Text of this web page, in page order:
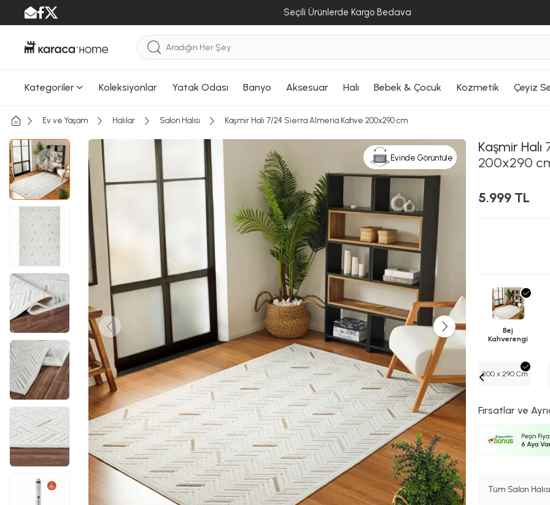
Seçili Ürünlerde Kargo Bedava
Kategoriler Koleksiyonlar Yatak Odası Banyo Aksesuar Halı Bebek & Çocuk Kozmetik Çeyiz
Ev ve Yaşam Halılar Salon Halısı Kaşmir Halı 7/24 Sierra Almeria Kahve 200x290 cm
Evinde Görüntüle
Kaşmir Halı
200x290
5.999 TL
Bej
Kahverengi
200 x 290 Cm
Fırsatlar ve
Tüm Salon